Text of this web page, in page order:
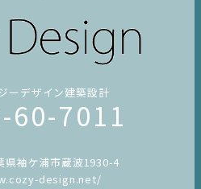
ーデザイン建築設計
60-7011
県袖ケ浦市蔵波1930-4
design.net/